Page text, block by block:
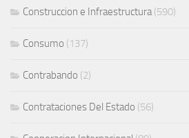
Construccion e Infraestructura(590)
Consumo (137)
Contrabando (2)
Contrataciones Del Estado (56)